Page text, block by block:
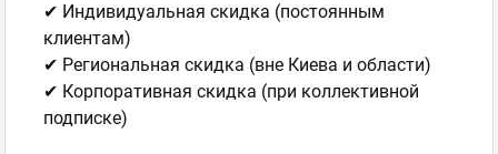
✔ Индивидуальная скидка (постоянным
клиентам)
✔ Региональная скидка (вне Киева и области)
✔ Корпоративная скидка (при коллективной
подписке)